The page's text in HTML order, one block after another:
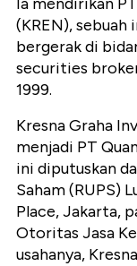
(KREN),
bergerak di
securities
1999.
Kresna Graha
menjadi PT
ini diputuskan
Saham (RUPS)
Place, Jakarta,
Otoritas Jasa
usahanya,